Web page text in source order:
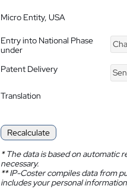
Micro Entity, USA
Entry into National Phase
under
Patent Delivery
Translation
Recalculate
*The data is based on automatic
necessary.
**IP-Coster compiles data from
includes your personal